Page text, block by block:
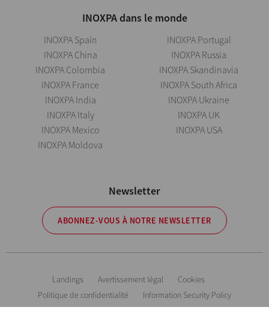
INOXPA dans le monde
INOXPA Spain
INOXPA China
INOXPA Colombia
INOXPA France
INOXPA India
INOXPA Italy
INOXPA Mexico
INOXPA Moldova
INOXPA Portugal
INOXPA Russia
INOXPA Skandinavia
INOXPA South Africa
INOXPA Ukraine
INOXPA UK
INOXPA USA
Newsletter
ABONNEZ-VOUS À NOTRE NEWSLETTER
Landings Avertissement légal
Cookies
Politique de confidentialité
Information Security Policy